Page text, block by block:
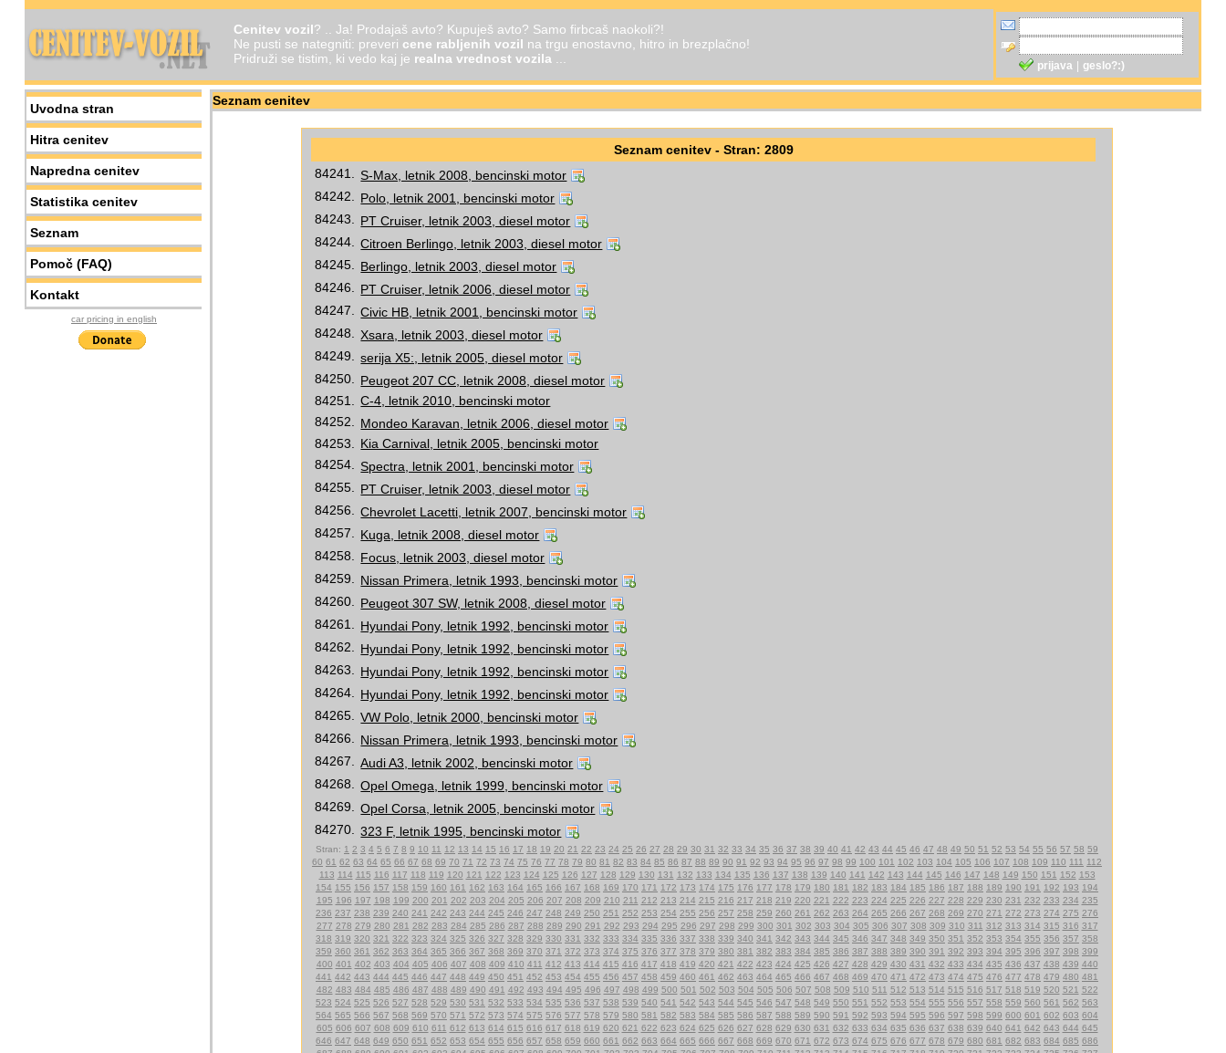
Cenitev vozil? .. Ja! Prodajaš avto? Kupuješ avto? Samo firbcaš naokoli?!
Ne pusti se nategniti: preveri cene rabljenih vozil na trgu enostavno, hitro in brezplačno!
Pridruži se tistim, ki vedo kaj je realna vrednost vozila ... prijava geslo?:)
Uvodna stran
Hitra cenitev
Napredna cenitev
Statistika cenitev
Seznam
Pomoč (FAQ)
Kontakt
car pricing in english
Seznam cenitev
Seznam cenitev - Stran: 2809
84241.
S-Max, letnik 2008, bencinski motor
84242.
Polo, letnik 2001, bencinski motor
84243.
PT Cruiser, letnik 2003, diesel motor
84244.
Citroen Berlingo, letnik 2003, diesel motor
84245.
Berlingo, letnik 2003, diesel motor
84246.
PT Cruiser, letnik 2006, diesel motor
84247.
Civic HB, letnik 2001, bencinski motor
84248.
Xsara, letnik 2003, diesel motor
84249.
serija X5:, letnik 2005, diesel motor
84250.
Peugeot 207 CC, letnik 2008, diesel motor
84251.
C-4, letnik 2010, bencinski motor
84252.
Mondeo Karavan, letnik 2006, diesel motor
84253.
Kia Carnival, letnik 2005, bencinski motor
84254.
Spectra, letnik 2001, bencinski motor
84255.
PT Cruiser, letnik 2003, diesel motor
84256.
Chevrolet Lacetti, letnik 2007, bencinski motor
84257.
Kuga, letnik 2008, diesel motor
84258.
Focus, letnik 2003, diesel motor
84259.
Nissan Primera, letnik 1993, bencinski motor
84260.
Peugeot 307 SW, letnik 2008, diesel motor
84261.
Hyundai Pony, letnik 1992, bencinski motor
84262.
Hyundai Pony, letnik 1992, bencinski motor
84263.
Hyundai Pony, letnik 1992, bencinski motor
84264.
Hyundai Pony, letnik 1992, bencinski motor
84265.
VW Polo, letnik 2000, bencinski motor
84266.
Nissan Primera, letnik 1993, bencinski motor
84267.
Audi A3, letnik 2002, bencinski motor
84268.
Opel Omega, letnik 1999, bencinski motor
84269.
Opel Corsa, letnik 2005, bencinski motor
84270.
323 F, letnik 1995, bencinski motor
Stran: 1 2 3 4 5 6 7 8 9 10 11 12 13 14 15 16 17 18 19 20 21 22 23 24 25 26 27 28 29 30 31 32 33 34 35 36 37 38 39 40 41 42 43 44 45 46 47 48 49 50 51 52 53 54 55 56 57 58 59
60 61 62 63 64 65 66 67 68 69 70 71 72 73 74 75 76 77 78 79 80 81 82 83 84 85 86 87 88 89 90 91 92 93 94 95 96 97 98 99 100 101 102 103 104 105 106 107 108 109 110 111 112
113 114 115 116 117 118 119 120 121 122 123 124 125 126 127 128 129 130 131 132 133 134 135 136 137 138 139 140 141 142 143 144 145 146 147 148 149 150 151 152 153
154 155 156 157 158 159 160 161 162 163 164 165 166 167 168 169 170 171 172 173 174 175 176 177 178 179 180 181 182 183 184 185 186 187 188 189 190 191 192 193 194
195 196 197 198 199 200 201 202 203 204 205 206 207 208 209 210 211 212 213 214 215 216 217 218 219 220 221 222 223 224 225 226 227 228 229 230 231 232 233 234 235
236 237 238 239 240 241 242 243 244 245 246 247 248 249 250 251 252 253 254 255 256 257 258 259 260 261 262 263 264 265 266 267 268 269 270 271 272 273 274 275 276
277 278 279 280 281 282 283 284 285 286 287 288 289 290 291 292 293 294 295 296 297 298 299 300 301 302 303 304 305 306 307 308 309 310 311 312 313 314 315 316 317
318 319 320 321 322 323 324 325 326 327 328 329 330 331 332 333 334 335 336 337 338 339 340 341 342 343 344 345 346 347 348 349 350 351 352 353 354 355 356 357 358
359 360 361 362 363 364 365 366 367 368 369 370 371 372 373 374 375 376 377 378 379 380 381 382 383 384 385 386 387 388 389 390 391 392 393 394 395 396 397 398 399
400 401 402 403 404 405 406 407 408 409 410 411 412 413 414 415 416 417 418 419 420 421 422 423 424 425 426 427 428 429 430 431 432 433 434 435 436 437 438 439 440
441 442 443 444 445 446 447 448 449 450 451 452 453 454 455 456 457 458 459 460 461 462 463 464 465 466 467 468 469 470 471 472 473 474 475 476 477 478 479 480 481
482 483 484 485 486 487 488 489 490 491 492 493 494 495 496 497 498 499 500 501 502 503 504 505 506 507 508 509 510 511 512 513 514 515 516 517 518 519 520 521 522
523 524 525 526 527 528 529 530 531 532 533 534 535 536 537 538 539 540 541 542 543 544 545 546 547 548 549 550 551 552 553 554 555 556 557 558 559 560 561 562 563
564 565 566 567 568 569 570 571 572 573 574 575 576 577 578 579 580 581 582 583 584 585 586 587 588 589 590 591 592 593 594 595 596 597 598 599 600 601 602 603 604
605 606 607 608 609 610 611 612 613 614 615 616 617 618 619 620 621 622 623 624 625 626 627 628 629 630 631 632 633 634 635 636 637 638 639 640 641 642 643 644 645
646 647 648 649 650 651 652 653 654 655 656 657 658 659 660 661 662 663 664 665 666 667 668 669 670 671 672 673 674 675 676 677 678 679 680 681 682 683 684 685 686